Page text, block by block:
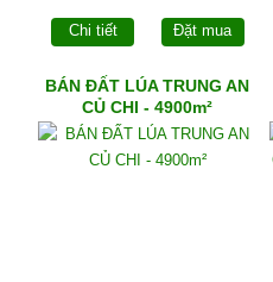
Chi tiết Đặt mua
BÁN ĐẤT LÚA TRUNG AN
CỦ CHI - 4900m²